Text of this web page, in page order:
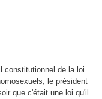
constitutionnel de la loi
le président
que c'était une loi qu'il